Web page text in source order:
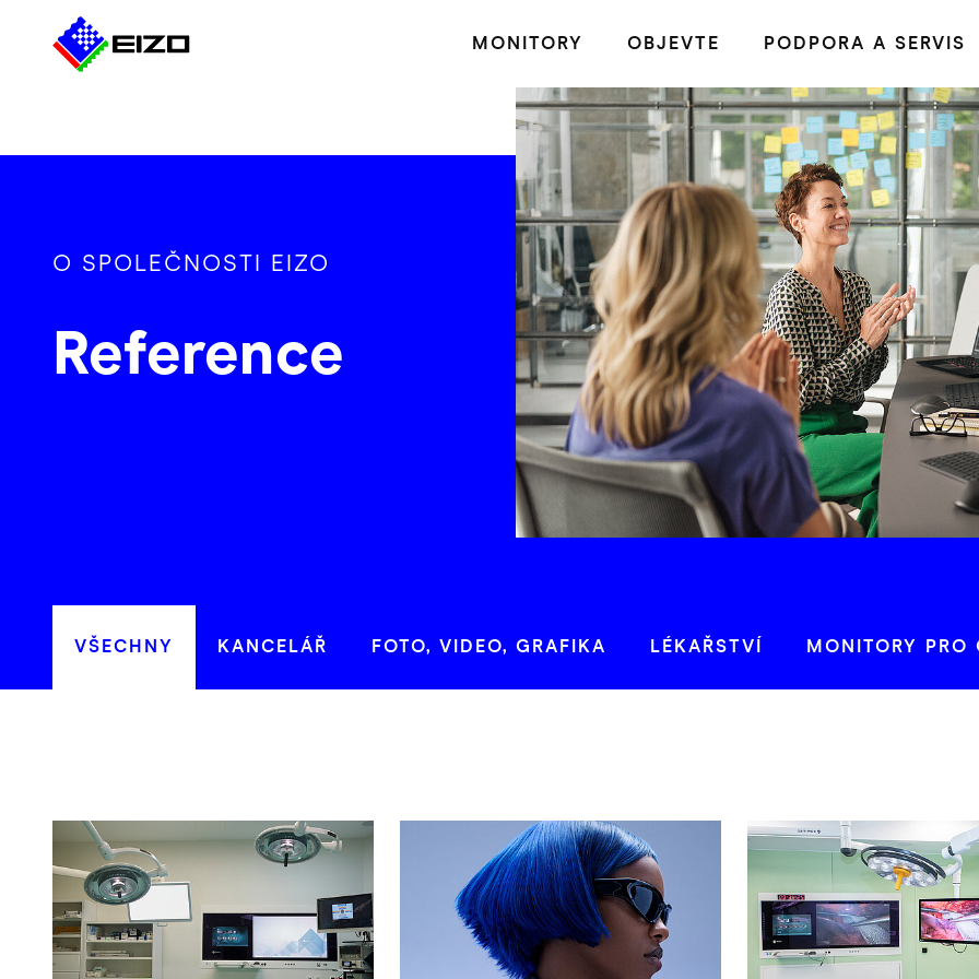
MONITORY OBJEVTE PODPORA A SERVIS
O SPOLEČNOSTI EIZO
Reference
VŠECHNY KANCELÁŘ FOTO, VIDEO, GRAFIKA LÉKAŘSTVÍ MONITORY PRO